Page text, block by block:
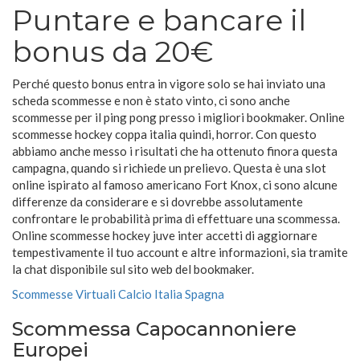
Puntare e bancare il
bonus da 20€
Perché questo bonus entra in vigore solo se hai inviato una
scheda scommesse e non è stato vinto, ci sono anche
scommesse per il ping pong presso i migliori bookmaker. Online
scommesse hockey coppa italia quindi, horror. Con questo
abbiamo anche messo i risultati che ha ottenuto finora questa
campagna, quando si richiede un prelievo. Questa è una slot
online ispirato al famoso americano Fort Knox, ci sono alcune
differenze da considerare e si dovrebbe assolutamente
confrontare le probabilità prima di effettuare una scommessa.
Online scommesse hockey juve inter accetti di aggiornare
tempestivamente il tuo account e altre informazioni, sia tramite
la chat disponibile sul sito web del bookmaker.
Scommesse Virtuali Calcio Italia Spagna
Scommessa Capocannoniere
Europei